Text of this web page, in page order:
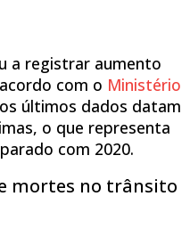
a registrar aumento
com o Ministério
últimos dados datam
o que representa
com 2020.
mortes no trânsito